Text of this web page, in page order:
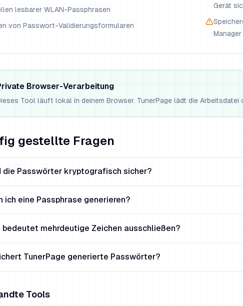
lesbarer WLAN-Passphrasen
von Passwort-Validierungsformularen
Gerät
Manager
Browser-Verarbeitung
Tool läuft lokal in deinem Browser. TunerPage lädt die
gestellte Fragen
die Passwörter kryptografisch sicher?
ich eine Passphrase generieren?
bedeutet mehrdeutige Zeichen ausschließen?
TunerPage generierte Passwörter?
Tools